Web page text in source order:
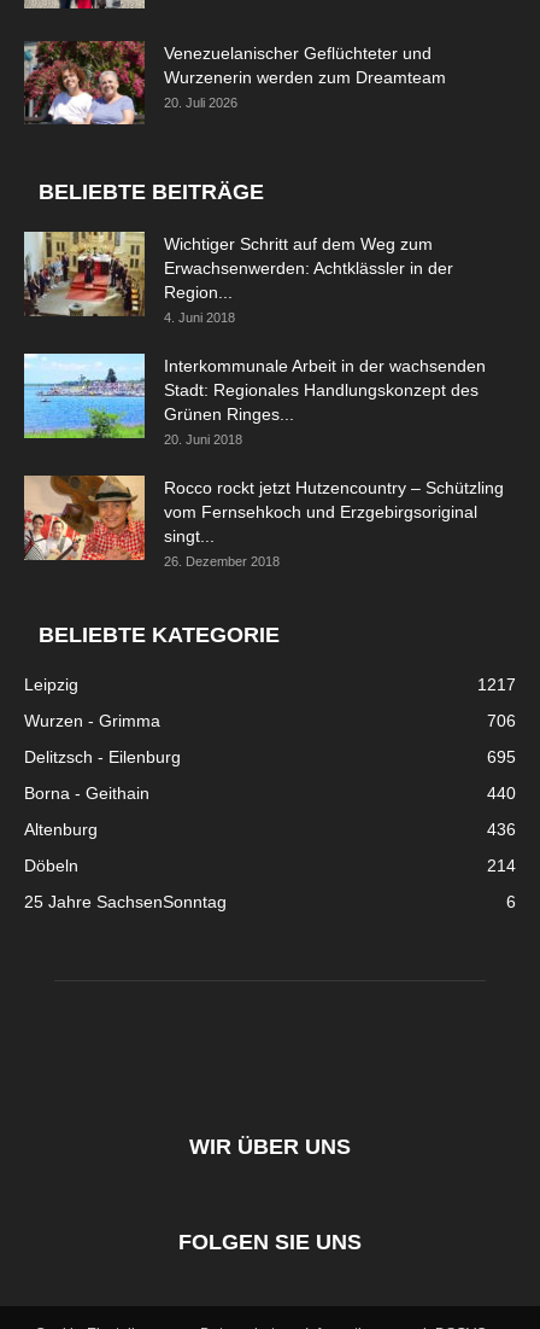
Venezuelanischer Geflüchteter und
Wurzenerin werden zum Dreamteam
20. Juli 2026
BELIEBTE BEITRÄGE
Wichtiger Schritt auf dem Weg zum
Erwachsenwerden: Achtklässler in der
Region...
4. Juni 2018
Interkommunale Arbeit in der wachsenden
Stadt: Regionales Handlungskonzept des
Grünen Ringes...
20. Juni 2018
Rocco rockt jetzt Hutzencountry – Schützling
vom Fernsehkoch und Erzgebirgsoriginal
singt...
26. Dezember 2018
BELIEBTE KATEGORIE
Leipzig
1217
Wurzen - Grimma
706
Delitzsch - Eilenburg
695
Borna - Geithain
440
Altenburg
436
Döbeln
214
25 Jahre SachsenSonntag
6
WIR ÜBER UNS
FOLGEN SIE UNS